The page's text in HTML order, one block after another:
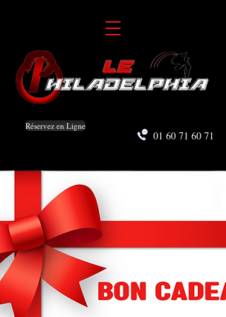
Réservez en Ligne
01 60 71 60 71